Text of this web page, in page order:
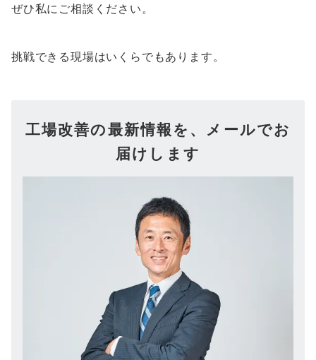
ぜひ私にご相談ください。
挑戦できる現場はいくらでもあります。
工場改善の最新情報を、メールでお
届けします